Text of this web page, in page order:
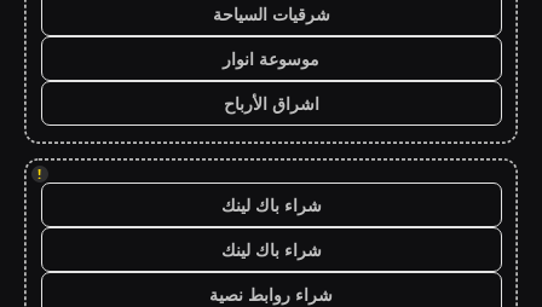
شرقيات السياحة
موسوعة انوار
اشراق الأرباح
!
شراء باك لينك
شراء باك لينك
شراء روابط نصية